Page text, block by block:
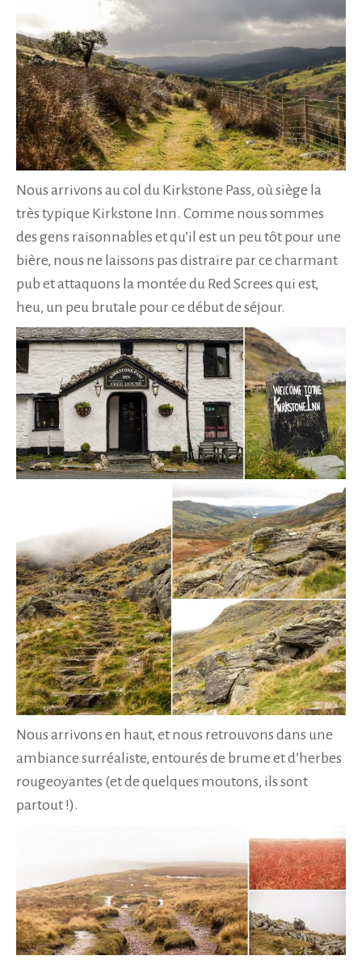
Nous arrivons au col du Kirkstone Pass, où siège la
très typique Kirkstone Inn. Comme nous sommes
des gens raisonnables et qu’il est un peu tôt pour une
bière, nous ne laissons pas distraire par ce charmant
pub et attaquons la montée du Red Screes qui est,
heu, un peu brutale pour ce début de séjour.
Nous arrivons en haut, et nous retrouvons dans une
ambiance surréaliste, entourés de brume et d’herbes
rougeoyantes (et de quelques moutons, ils sont
partout !).